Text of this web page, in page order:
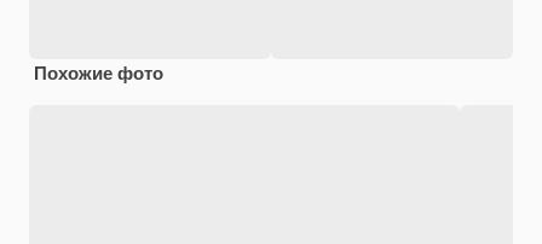
Похожие фото